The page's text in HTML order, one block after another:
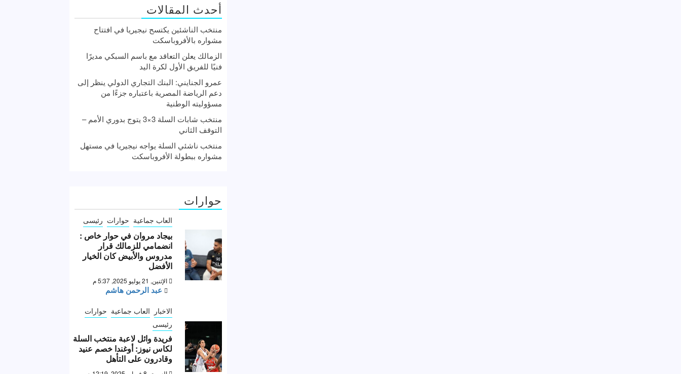
أحدث المقالات
منتخب الناشئين يكتسح نيجيريا في افتتاح
مشواره بالأفروباسكت
الزمالك يعلن التعاقد مع باسم السبكي مديرًا
فنيًا للفريق الأول لكرة اليد
عمرو الجنايني: البنك التجاري الدولي ينظر إلى
دعم الرياضة المصرية باعتباره جزءًا من
مسؤوليته الوطنية
منتخب شابات السلة 3×3 يتوج بدوري الأمم –
التوقف الثاني
منتخب ناشئي السلة يواجه نيجيريا في مستهل
مشواره ببطولة الأفروباسكت
حوارات
العاب جماعية حوارات رئيسى
بيجاد مروان في حوار خاص :
انضمامي للزمالك قرار
مدروس والأبيض كان الخيار
الأفضل
الإثنين, 21 يوليو 2025, 5:37 م
عبد الرحمن هاشم
الاخبار العاب جماعية حوارات
رئيسى
فريدة وائل لاعبة منتخب السلة
لكاس نيوز: أوغندا خصم عنيد
وقادرون على التأهل